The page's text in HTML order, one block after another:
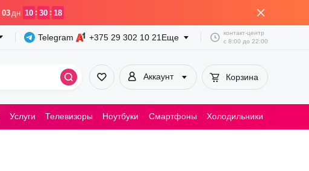
03 дн 10 : 30 : 18
Telegram +375 29 302 10 21 Еще
контакт-центр
с 8:00 до 22:00
Аккаунт Корзина
Услуги Телевизоры Ноутбуки Смартфоны Холодильники